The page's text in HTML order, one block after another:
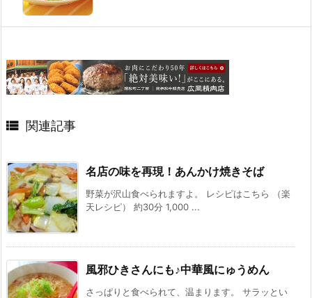
 関連記事
名店の味を再現！あんかけ焼きそば
野菜が沢山食べられますよ。 レシピはこちら （楽
天レシピ） 約30分 1,000 ...
風邪ひきさんにも♪中華風にゅうめん
さっぱりと食べられて、温まります。 サラッとい